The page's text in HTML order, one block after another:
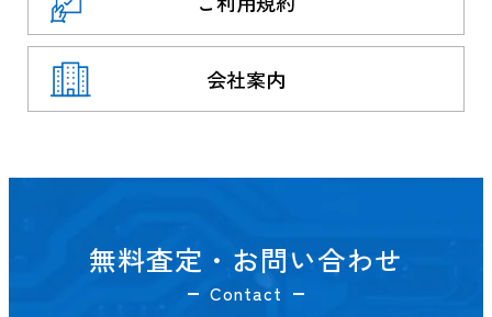
会社案内
無料査定・お問い合わせ
Contact